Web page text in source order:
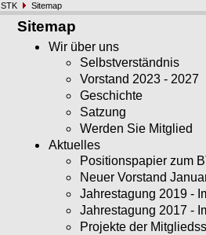
STK Sitemap
Sitemap
Wir über uns
Selbstverständnis
Vorstand 2023 - 2027
Geschichte
Satzung
Werden Sie Mitglied
Aktuelles
Positionspapier zum
Neuer Vorstand
Jahrestagung 2019 -
Jahrestagung 2017 -
Projekte der